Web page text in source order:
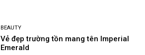
BEAUTY
Vẻ đẹp trường tồn mang tên Imperial
Emerald